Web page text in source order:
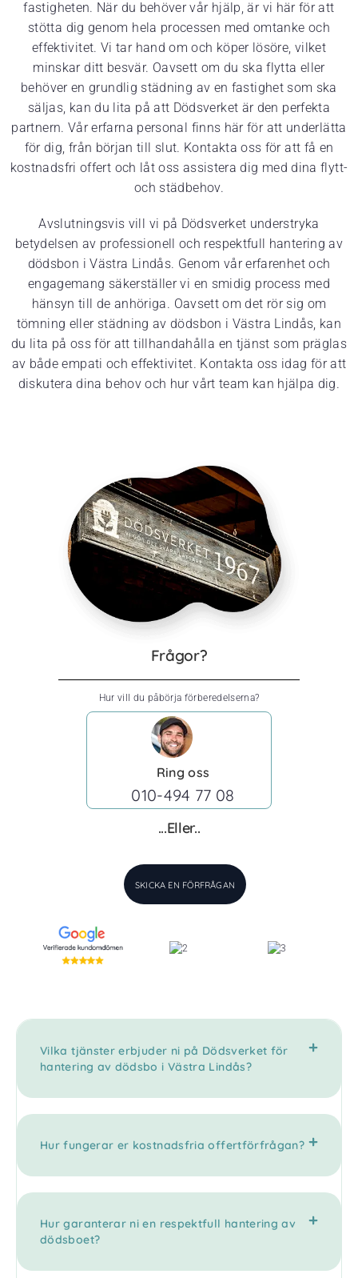
fastigheten. När du behöver vår hjälp, är vi här för att
stötta dig genom hela processen med omtanke och
effektivitet. Vi tar hand om och köper lösöre, vilket
minskar ditt besvär. Oavsett om du ska flytta eller
behöver en grundlig städning av en fastighet som ska
säljas, kan du lita på att Dödsverket är den perfekta
partnern. Vår erfarna personal finns här för att underlätta
för dig, från början till slut. Kontakta oss för att få en
kostnadsfri offert och låt oss assistera dig med dina flytt-
och städbehov.
Avslutningsvis vill vi på Dödsverket understryka
betydelsen av professionell och respektfull hantering av
dödsbon i Västra Lindås. Genom vår erfarenhet och
engagemang säkerställer vi en smidig process med
hänsyn till de anhöriga. Oavsett om det rör sig om
tömning eller städning av dödsbon i Västra Lindås, kan
du lita på oss för att tillhandahålla en tjänst som präglas
av både empati och effektivitet. Kontakta oss idag för att
diskutera dina behov och hur vårt team kan hjälpa dig.
Frågor?
Hur vill du påbörja förberedelserna?
Ring oss
010-494 77 08
...Eller..
SKICKA EN FÖRFRÅGAN
Vilka tjänster erbjuder ni på Dödsverket för
hantering av dödsbo i Västra Lindås?
Hur fungerar er kostnadsfria offertförfrågan?
Hur garanterar ni en respektfull hantering av
dödsboet?